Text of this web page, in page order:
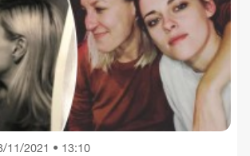
11/2021 • 13:10